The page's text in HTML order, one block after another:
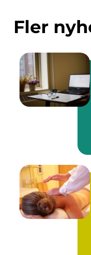
Fler